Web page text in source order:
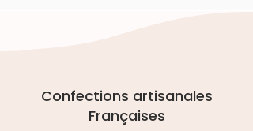
repousse de cheveux, une perruque
ou un bonnet de chimio classique.
Confections artisanales
Françaises